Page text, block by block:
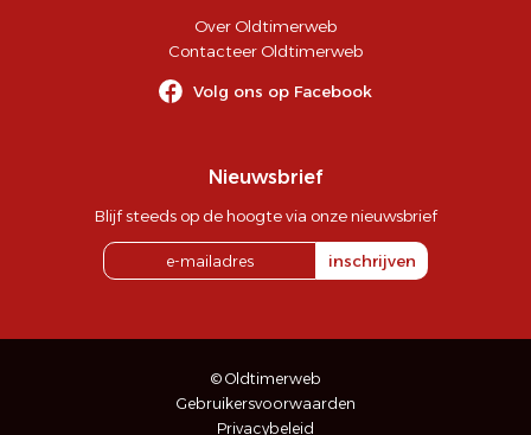
Over Oldtimerweb
Contacteer Oldtimerweb
Volg ons op Facebook
Nieuwsbrief
Blijf steeds op de hoogte via onze nieuwsbrief
inschrijven
© Oldtimerweb
Gebruikersvoorwaarden
Privacybeleid